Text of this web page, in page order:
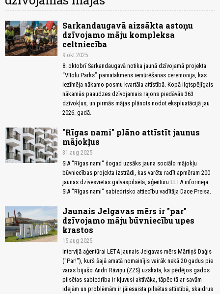
Sarkandaugavā aizsākta astoņu
dzīvojamo māju kompleksa
celtniecība
9.okt 2025
8. oktobrī Sarkandaugavā notika jaunā dzīvojamā projekta
“Vītolu Parks” pamatakmens iemūrēšanas ceremonija, kas
iezīmēja nākamo posmu kvartāla attīstībā. Kopā ilgtspējīgais
nākamās paaudzes dzīvojamais rajons piedāvās 363
dzīvokļus, un pirmās mājas plānots nodot ekspluatācijā jau
2026. gadā.
"Rīgas nami" plāno attīstīt jaunus
mājokļus
31.aug 2025
SIA "Rīgas nami" šogad uzsāks jauna sociālo mājokļu
būvniecības projekta izstrādi, kas varētu radīt apmēram 200
jaunas dzīvesvietas galvaspilsētā, aģentūru LETA informēja
SIA "Rīgas nami" sabiedrisko attiecību vadītāja Dace Preisa.
Jaunais Jelgavas mērs ir "par"
dzīvojamo māju būvniecību upes
krastos
15.aug 2025
Intervijā aģentūrai LETA jaunais Jelgavas mērs Mārtiņš Daģis
("Par!"), kurš šajā amatā nomainījis vairāk nekā 20 gadus pie
varas bijušo Andri Rāviņu (ZZS) uzskata, ka pēdējos gados
pilsētas sabiedrība ir kļuvusi aktīvāka, tāpēc tā ar savām
idejām un problēmām ir jāiesaista pilsētas attīstībā, skaidrus